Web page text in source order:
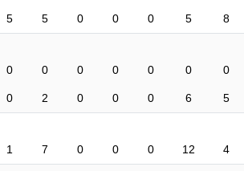
5 5 0 0 0 5 8
0 0 0 0 0 0 0
0 2 0 0 0 6 5
1 7 0 0 0 12 4